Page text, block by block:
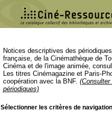
Notices descriptives des
française, de la Cinémathèque de
Cinéma et de l'image animée,
Les titres Cinémagazine et Paris-
coopération avec la BNF.
périodiques)
Sélectionner les critères de